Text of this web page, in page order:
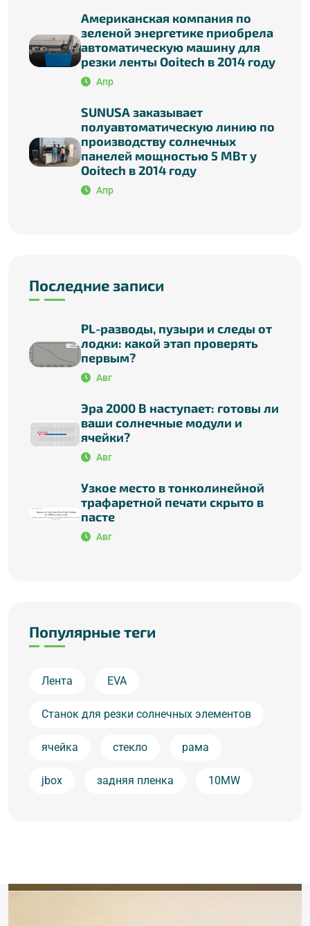
Американская компания по
зеленой энергетике приобрела
автоматическую машину для
резки ленты Ooitech в 2014 году
Апр
SUNUSA заказывает
полуавтоматическую линию по
производству солнечных
панелей мощностью 5 МВт у
Ooitech в 2014 году
Апр
Последние записи
PL-разводы, пузыри и следы от
лодки: какой этап проверять
первым?
Авг
Эра 2000 В наступает: готовы ли
ваши солнечные модули и
ячейки?
Авг
Узкое место в тонколинейной
трафаретной печати скрыто в
пасте
Авг
Популярные теги
Лента EVA
Станок для резки солнечных элементов
ячейка стекло рама
jbox задняя пленка 10MW